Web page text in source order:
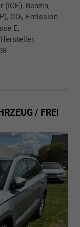
(ICE), Benzin,
CO₂-Emission
E,
/ FREI